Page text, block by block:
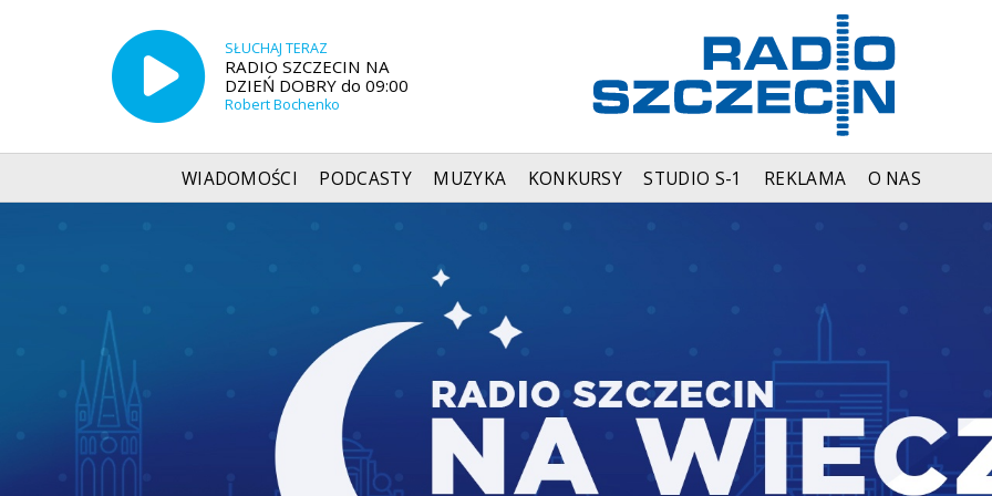
SŁUCHAJ TERAZ
RADIO SZCZECIN NA
DZIEŃ DOBRY do 09:00
Robert Bochenko
WIADOMOŚCI PODCASTY MUZYKA KONKURSY STUDIO S-1 REKLAMA O NAS